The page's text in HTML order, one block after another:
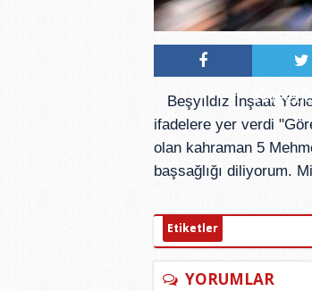
Tweetle
Beşyıldız İnşaat
ifadelere yer verdi
olan kahraman 5
başsağlığı diliyorum.
Etiketler
YORUMLAR